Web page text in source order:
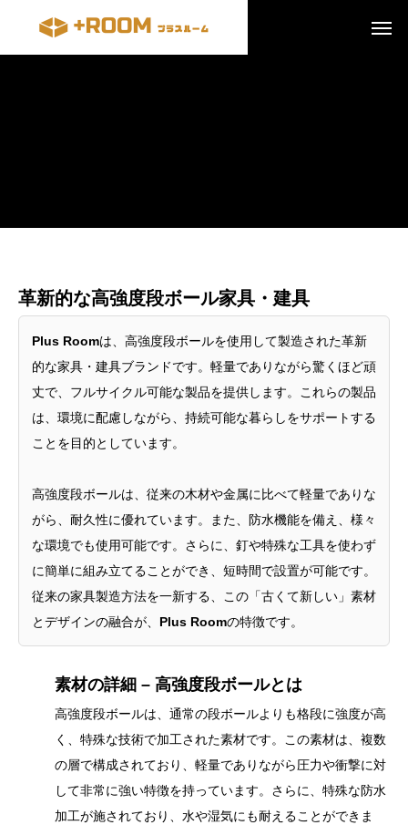
革新的な高強度段ボール家具・建具
Plus Roomは、高強度段ボールを使用して製造された革新
的な家具・建具ブランドです。軽量でありながら驚くほど頑
丈で、フルサイクル可能な製品を提供します。これらの製品
は、環境に配慮しながら、持続可能な暮らしをサポートする
ことを目的としています。
高強度段ボールは、従来の木材や金属に比べて軽量でありな
がら、耐久性に優れています。また、防水機能を備え、様々
な環境でも使用可能です。さらに、釘や特殊な工具を使わず
に簡単に組み立てることができ、短時間で設置が可能です。
従来の家具製造方法を一新する、この「古くて新しい」素材
とデザインの融合が、 Plus Roomの特徴です。
素材の詳細 – 高強度段ボールとは
高強度段ボールは、通常の段ボールよりも格段に強度が高
く、特殊な技術で加工された素材です。この素材は、複数
の層で構成されており、軽量でありながら圧力や衝撃に対
して非常に強い特徴を持っています。さらに、特殊な防水
加工が施されており、水や湿気にも耐えることができま